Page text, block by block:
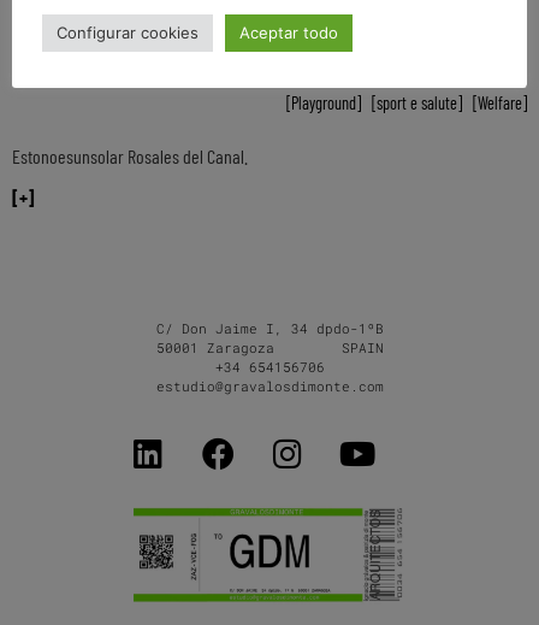
Estonoesunsolar Rosales del Canal.
[+]
Playground sport e salute Welfare
C/ Don Jaime I, 34 dpdo-1ºB
50001 Zaragoza SPAIN
+34 654156706
estudio@gravalosdimonte.com
Configurar cookies Aceptar todo